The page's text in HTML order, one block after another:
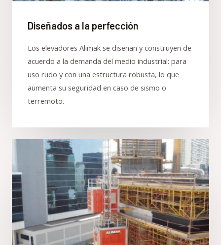
Diseñados a la perfección
Los elevadores Alimak se diseñan y construyen de
acuerdo a la demanda del medio industrial: para
uso rudo y con una estructura robusta, lo que
aumenta su seguridad en caso de sismo o
terremoto.